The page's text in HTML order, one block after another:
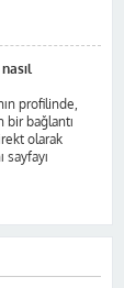
profilinde,
bir bağlantı
olarak
sayfayı